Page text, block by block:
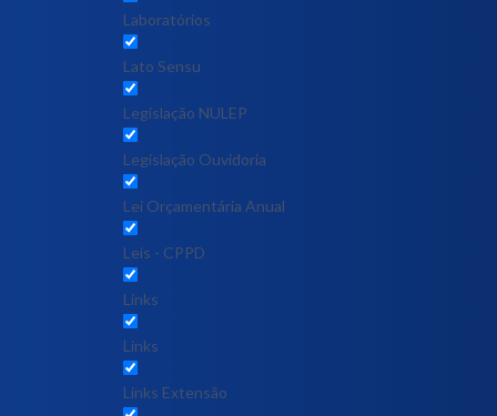
Laboratórios
Lato Sensu
Legislação NULEP
Legislação Ouvidoria
Lei Orçamentária Anual
Leis - CPPD
Links
Links
Links Extensão